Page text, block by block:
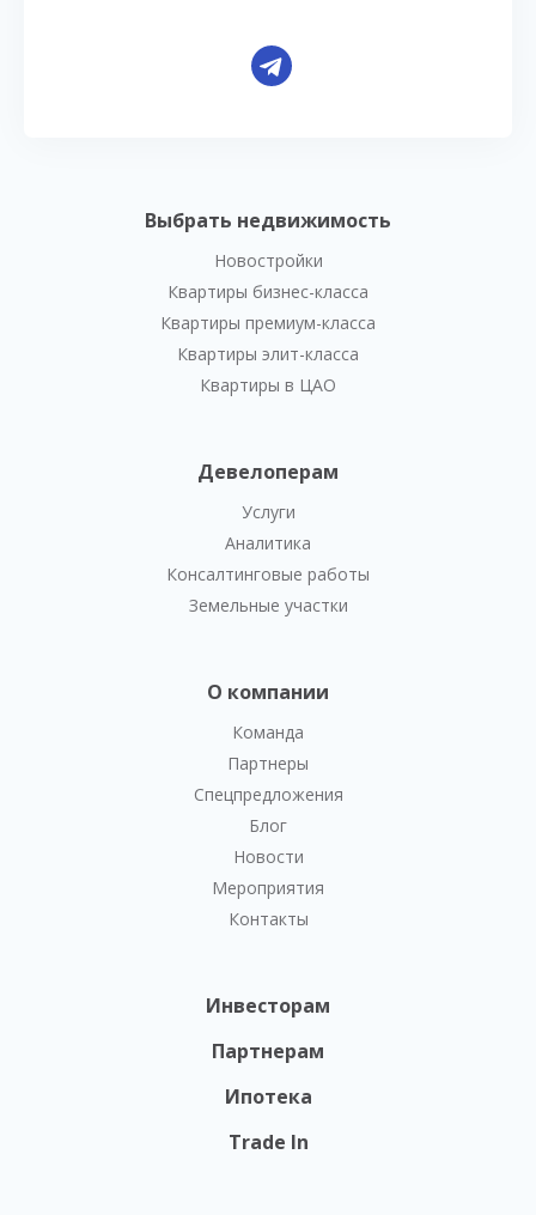
Выбрать недвижимость
Новостройки
Квартиры бизнес-класса
Квартиры премиум-класса
Квартиры элит-класса
Квартиры в ЦАО
Девелоперам
Услуги
Аналитика
Консалтинговые работы
Земельные участки
О компании
Команда
Партнеры
Спецпредложения
Блог
Новости
Мероприятия
Контакты
Инвесторам
Партнерам
Ипотека
Trade In